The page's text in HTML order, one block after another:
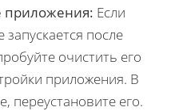
приложения: Если
после
очистить его
приложения. В
переустановите его.